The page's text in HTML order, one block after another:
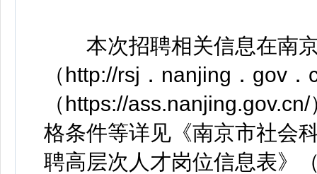
本次招聘相关信息在南京
（http://rsj．nanjing．gov
（https://
格条件等详见《南京市社会
聘高层次人才岗位信息表》